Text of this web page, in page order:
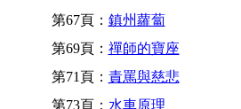
第67頁： 鎮州蘿蔔
第69頁： 禪師的寶座
第71頁： 責罵與慈悲
第73頁： 水車原理